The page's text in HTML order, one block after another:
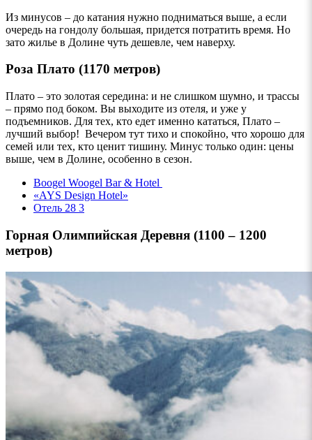
Из минусов – до катания нужно подниматься выше, а если
очередь на гондолу большая, придется потратить время. Но
зато жилье в Долине чуть дешевле, чем наверху.
Роза Плато (1170 метров)
Плато – это золотая середина: и не слишком шумно, и трассы
– прямо под боком. Вы выходите из отеля, и уже у
подъемников. Для тех, кто едет именно кататься, Плато –
лучший выбор! Вечером тут тихо и спокойно, что хорошо для
семей или тех, кто ценит тишину. Минус только один: цены
выше, чем в Долине, особенно в сезон.
Boogel Woogel Bar & Hotel
«AYS Design Hotel»
Отель 28 3
Горная Олимпийская Деревня (1100 – 1200
метров)